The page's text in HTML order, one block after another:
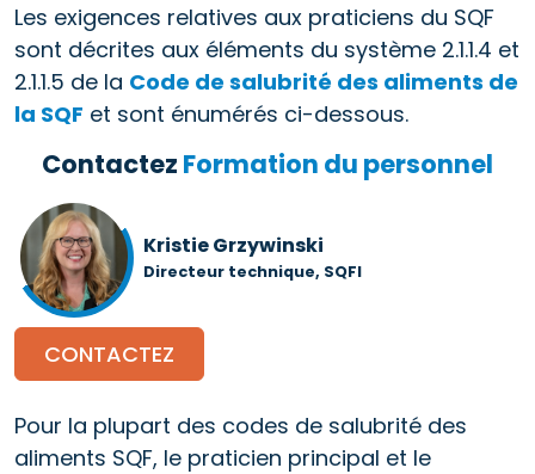
Les exigences relatives aux praticiens du SQF
sont décrites aux éléments du système 2.1.1.4 et
2.1.1.5 de la Code de salubrité des aliments de
la SQF et sont énumérés ci-dessous.
Contactez Formation du personnel
Kristie Grzywinski
Directeur technique, SQFI
CONTACTEZ
Pour la plupart des codes de salubrité des
aliments SQF, le praticien principal et le